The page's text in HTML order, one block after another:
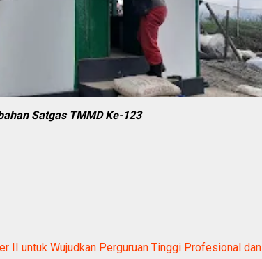
Satgas TMMD Ke-123
II untuk Wujudkan Perguruan Tinggi Profesional dan